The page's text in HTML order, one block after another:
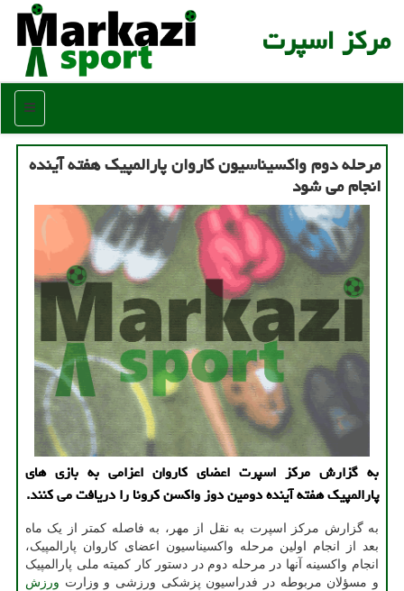
مركز اسپرت
منو
مرحله دوم واكسیناسیون كاروان پارالمپیك هفته آینده
انجام می شود
به گزارش مرکز اسپرت اعضای کاروان اعزامی به بازی های
پارالمپیک هفته آینده دومین دوز واکسن کرونا را دریافت می کنند.
به گزارش مرکز اسپرت به نقل از مهر، به فاصله کمتر از یک ماه
بعد از انجام اولین مرحله واکسیناسیون اعضای کاروان پارالمپیک،
انجام واکسینه آنها در مرحله دوم در دستور کار کمیته ملی پارالمپیک
و مسؤلان مربوطه در فدراسیون پزشکی ورزشی و وزارت ورزش